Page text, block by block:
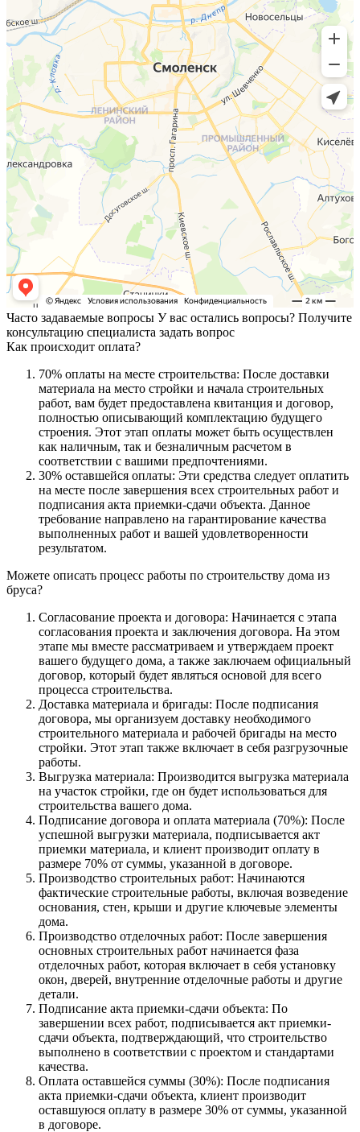
Часто задаваемые вопросы У вас остались вопросы? Получите
консультацию специалиста задать вопрос
Как происходит оплата?
70% оплаты на месте строительства: После доставки
материала на место стройки и начала строительных
работ, вам будет предоставлена квитанция и договор,
полностью описывающий комплектацию будущего
строения. Этот этап оплаты может быть осуществлен
как наличным, так и безналичным расчетом в
соответствии с вашими предпочтениями.
30% оставшейся оплаты: Эти средства следует оплатить
на месте после завершения всех строительных работ и
подписания акта приемки-сдачи объекта. Данное
требование направлено на гарантирование качества
выполненных работ и вашей удовлетворенности
результатом.
Можете описать процесс работы по строительству дома из
бруса?
Согласование проекта и договора: Начинается с этапа
согласования проекта и заключения договора. На этом
этапе мы вместе рассматриваем и утверждаем проект
вашего будущего дома, а также заключаем официальный
договор, который будет являться основой для всего
процесса строительства.
Доставка материала и бригады: После подписания
договора, мы организуем доставку необходимого
строительного материала и рабочей бригады на место
стройки. Этот этап также включает в себя разгрузочные
работы.
Выгрузка материала: Производится выгрузка материала
на участок стройки, где он будет использоваться для
строительства вашего дома.
Подписание договора и оплата материала (70%): После
успешной выгрузки материала, подписывается акт
приемки материала, и клиент производит оплату в
размере 70% от суммы, указанной в договоре.
Производство строительных работ: Начинаются
фактические строительные работы, включая возведение
основания, стен, крыши и другие ключевые элементы
дома.
Производство отделочных работ: После завершения
основных строительных работ начинается фаза
отделочных работ, которая включает в себя установку
окон, дверей, внутренние отделочные работы и другие
детали.
Подписание акта приемки-сдачи объекта: По
завершении всех работ, подписывается акт приемки-
сдачи объекта, подтверждающий, что строительство
выполнено в соответствии с проектом и стандартами
качества.
Оплата оставшейся суммы (30%): После подписания
акта приемки-сдачи объекта, клиент производит
оставшуюся оплату в размере 30% от суммы, указанной
в договоре.